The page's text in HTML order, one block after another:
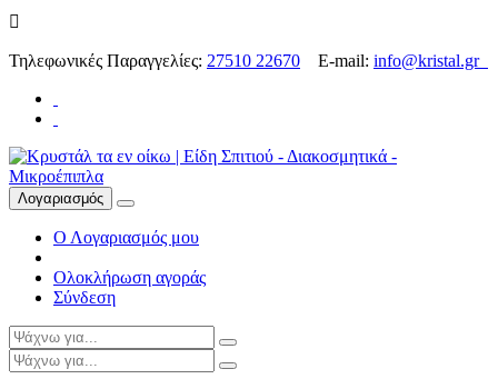

Τηλεφωνικές Παραγγελίες: 27510 22670 E-mail: info@kristal.gr
Λογαριασμός
Ο Λογαριασμός μου
Ολοκλήρωση αγοράς
Σύνδεση